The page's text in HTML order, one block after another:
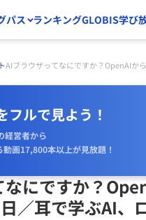
パス ランキングGLOBIS学び
AIブラウザってなにですか？OpenAIか
フルで見よう！
経営者から
画17,800本以上が見放題！
にですか？
／耳で学ぶAI、